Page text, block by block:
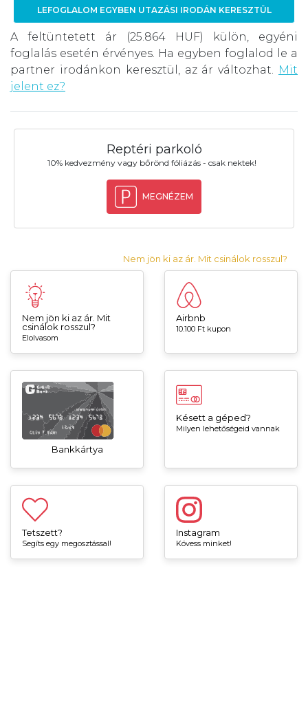
LEFOGLALOM EGYBEN UTAZÁSI IRODÁN KERESZTÜL
A feltüntetett ár (25.864 HUF) külön, egyéni
foglalás esetén érvényes. Ha egyben foglalod le a
partner irodánkon keresztül, az ár változhat. Mit
jelent ez?
Reptéri parkoló
10% kedvezmény vagy bőrönd fóliázás - csak nektek!
MEGNÉZEM
Nem jön ki az ár. Mit csinálok rosszul?
Nem jön ki az ár. Mit
csinálok rosszul?
Elolvasom
Airbnb
10.100 Ft kupon
Bankkártya
Késett a géped?
Milyen lehetőségeid vannak
Tetszett?
Segíts egy megosztással!
Instagram
Kövess minket!